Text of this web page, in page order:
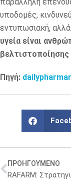
υποδομές,
εντυπωσιακή, αλλά
υγεία είναι
βελτιστοποίησης
Πηγή:
ΠΡΟΗΓΟΥΜΕΝΟ